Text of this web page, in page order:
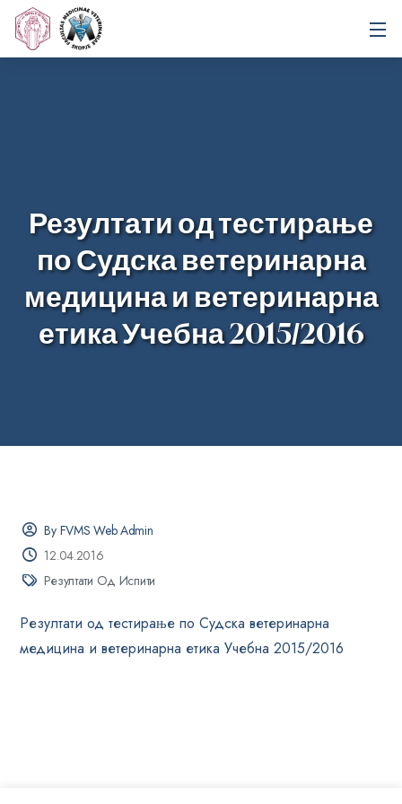
Резултати од тестирање
по Судска ветеринарна
медицина и ветеринарна
етика Учебна 2015/2016
By FVMS Web Admin
12.04.2016
Резултати Од Испити
Резултати од тестирање по Судска ветеринарна
медицина и ветеринарна етика Учебна 2015/2016